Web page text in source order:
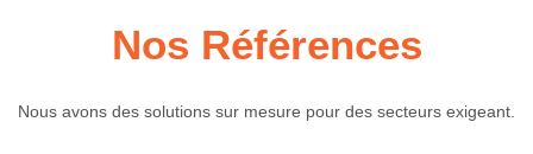
Nos Références
Nous avons des solutions sur mesure pour des secteurs exigeant.